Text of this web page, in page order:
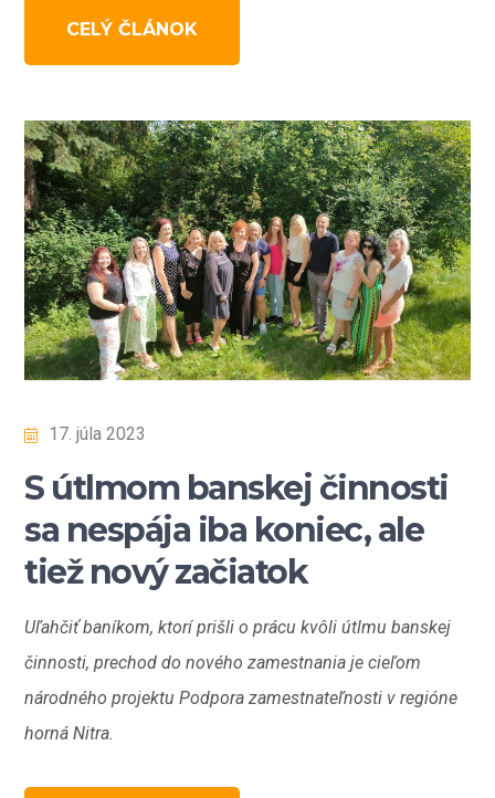
CELÝ ČLÁNOK
17. júla 2023
S útlmom banskej činnosti
sa nespája iba koniec, ale
tiež nový začiatok
Uľahčiť baníkom, ktorí prišli o prácu kvôli útlmu banskej
činnosti, prechod do nového zamestnania je cieľom
národného projektu Podpora zamestnateľnosti v regióne
horná Nitra.